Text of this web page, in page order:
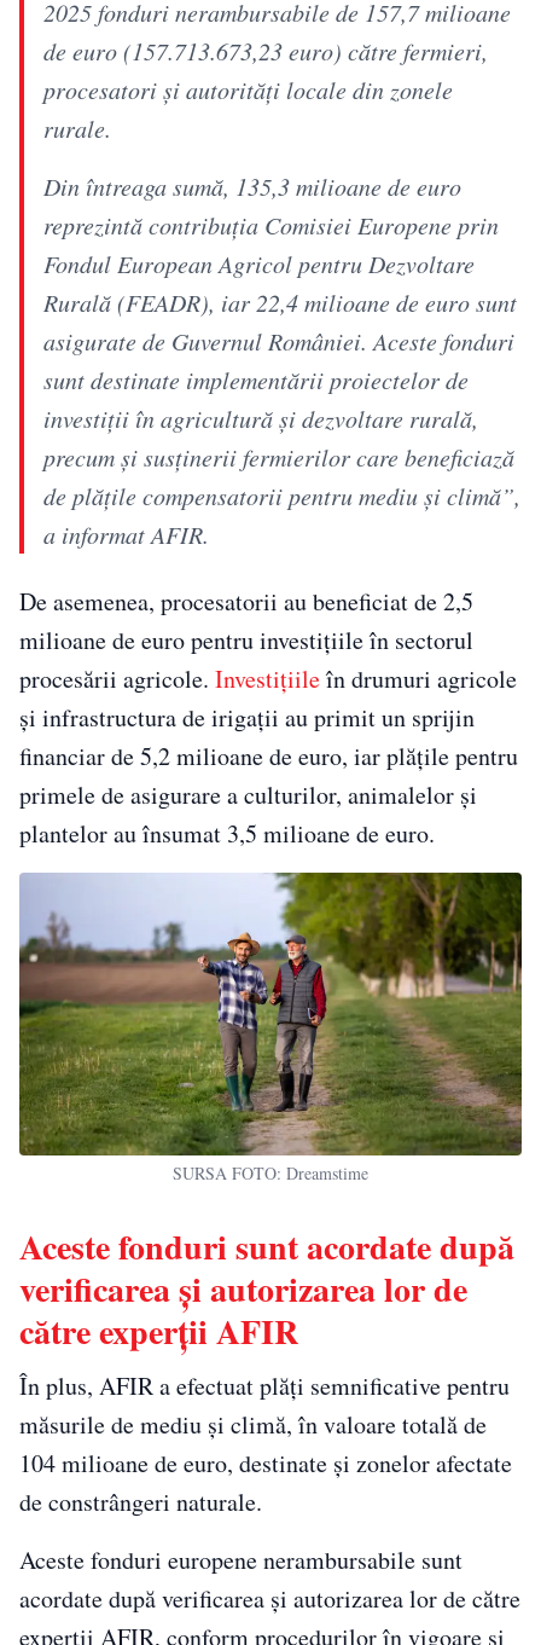
2025 fonduri nerambursabile de 157,7 milioane
de euro (157.713.673,23 euro) către fermieri,
procesatori şi autorităţi locale din zonele
rurale.
Din întreaga sumă, 135,3 milioane de euro
reprezintă contribuţia Comisiei Europene prin
Fondul European Agricol pentru Dezvoltare
Rurală (FEADR), iar 22,4 milioane de euro sunt
asigurate de Guvernul României. Aceste fonduri
sunt destinate implementării proiectelor de
investiţii în agricultură şi dezvoltare rurală,
precum şi susţinerii fermierilor care beneficiază
de plăţile compensatorii pentru mediu şi climă”,
a informat AFIR.
De asemenea, procesatorii au beneficiat de 2,5
milioane de euro pentru investițiile în sectorul
procesării agricole. Investițiileîn drumuri agricole
și infrastructura de irigații au primit un sprijin
financiar de 5,2 milioane de euro, iar plățile pentru
primele de asigurare a culturilor, animalelor și
plantelor au însumat 3,5 milioane de euro.
SURSA FOTO: Dreamstime
Aceste fonduri sunt acordate după
verificarea și autorizarea lor de
către experții AFIR
În plus, AFIR a efectuat plăţi semnificative pentru
măsurile de mediu și climă, în valoare totală de
104 milioane de euro, destinate și zonelor afectate
de constrângeri naturale.
Aceste fonduri europene nerambursabile sunt
acordate după verificarea și autorizarea lor de către
experții AFIR, conform procedurilor în vigoare și